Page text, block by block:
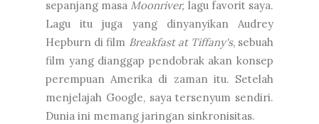
sepanjang masa Moonriver, lagu favorit saya.
Lagu itu juga yang dinyanyikan Audrey
Hepburn di film Breakfast at Tiffany's, sebuah
film yang dianggap pendobrak akan konsep
perempuan Amerika di zaman itu. Setelah
menjelajah Google, saya tersenyum sendiri.
Dunia ini memang jaringan sinkronisitas.